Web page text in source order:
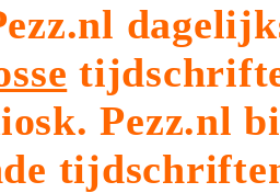
Pezz.nl